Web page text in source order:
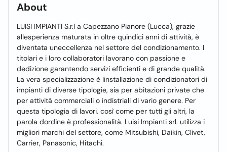
About
LUISI IMPIANTI S.r.l a Capezzano Pianore (Lucca), grazie
allesperienza maturata in oltre quindici anni di attività, è
diventata uneccellenza nel settore del condizionamento. I
titolari e i loro collaboratori lavorano con passione e
dedizione garantendo servizi efficienti e di grande qualità.
La vera specializzazione è linstallazione di condizionatori di
impianti di diverse tipologie, sia per abitazioni private che
per attività commerciali o indistriali di vario genere. Per
questa tipologia di lavori, così come per tutti gli altri, la
parola dordine è professionalità. Luisi Impianti srl. utilizza i
migliori marchi del settore, come Mitsubishi, Daikin, Clivet,
Carrier, Panasonic, Hitachi.